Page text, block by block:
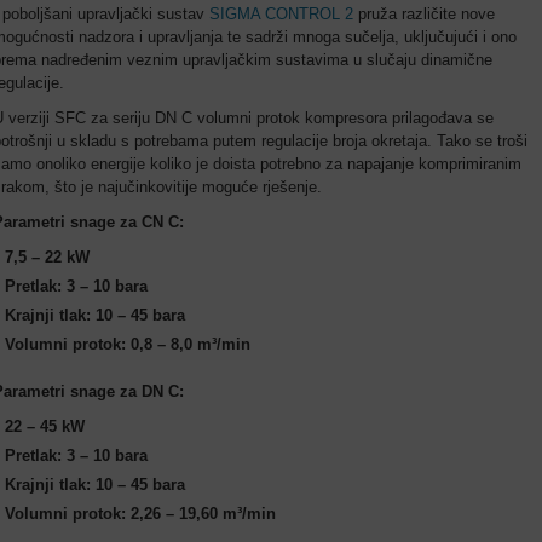
I poboljšani upravljački sustav SIGMA CONTROL 2 pruža različite nove
nadzora i upravljanja te sadrži mnoga sučelja, uključujući i ono
nadređenim veznim upravljačkim sustavima u slučaju dinamične
verziji SFC za seriju DN C volumni protok kompresora prilagođava se
u skladu s potrebama putem regulacije broja okretaja. Tako se troši
onoliko energije koliko je doista potrebno za napajanje komprimiranim
što je najučinkovitije moguće rješenje.
snage za CN C:
7,5 – 22 kW
Pretlak: 3 – 10 bara
Krajnji tlak: 10 – 45 bara
Volumni protok: 0,8 – 8,0 m³/min
snage za DN C:
22 – 45 kW
Pretlak: 3 – 10 bara
Krajnji tlak: 10 – 45 bara
Volumni protok: 2,26 – 19,60 m³/min